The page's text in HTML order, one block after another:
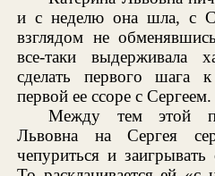
и с неделю она шла, с
взглядом не
все-таки выдерживала
сделать первого шага
первой ее ссоре с Сергеем.
Между тем этой
Львовна на Сергея
чепуриться и